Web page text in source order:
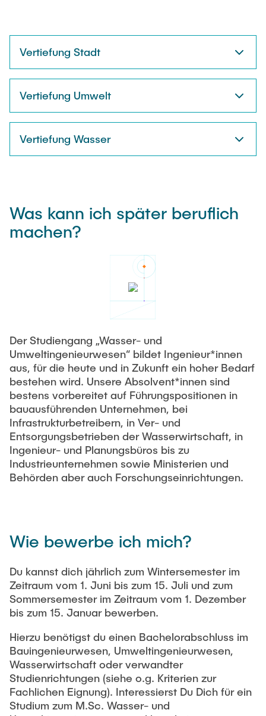
Vertiefung Stadt
Vertiefung Umwelt
Vertiefung Wasser
Was kann ich später beruflich
machen?
Der Studiengang „Wasser- und
Umweltingenieurwesen“ bildet Ingenieur*innen
aus, für die heute und in Zukunft ein hoher Bedarf
bestehen wird. Unsere Absolvent*innen sind
bestens vorbereitet auf Führungspositionen in
bauausführenden Unternehmen, bei
Infrastrukturbetreibern, in Ver- und
Entsorgungsbetrieben der Wasserwirtschaft, in
Ingenieur- und Planungsbüros bis zu
Industrieunternehmen sowie Ministerien und
Behörden aber auch Forschungseinrichtungen.
Wie bewerbe ich mich?
Du kannst dich jährlich zum Wintersemester im
Zeitraum vom 1. Juni bis zum 15. Juli und zum
Sommersemester im Zeitraum vom 1. Dezember
bis zum 15. Januar bewerben.
Hierzu benötigst du einen Bachelorabschluss im
Bauingenieurwesen, Umweltingenieurwesen,
Wasserwirtschaft oder verwandter
Studienrichtungen (siehe o.g. Kriterien zur
Fachlichen Eignung). Interessierst Du Dich für ein
Studium zum M.Sc. Wasser- und